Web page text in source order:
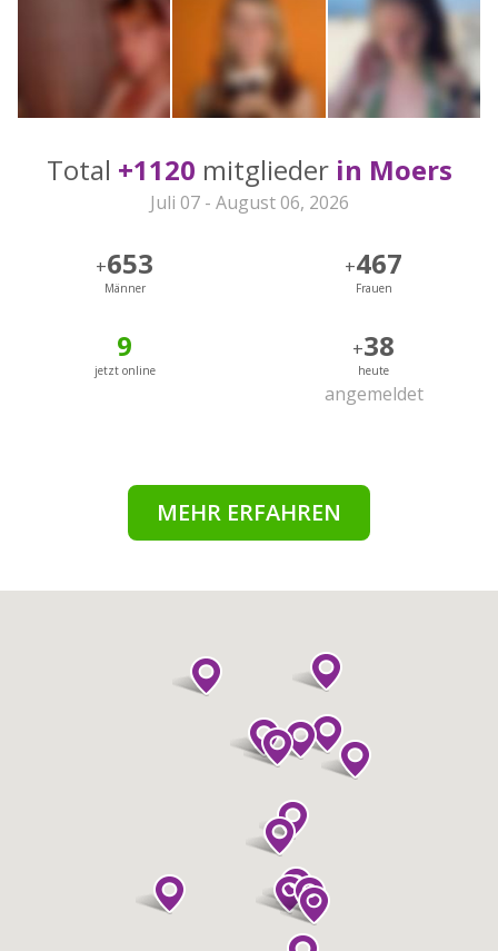
Total +1120 mitglieder in Moers
Juli 07 - August 06, 2026
+653
Männer
+467
Frauen
9
jetzt online
+38
heute
angemeldet
MEHR ERFAHREN